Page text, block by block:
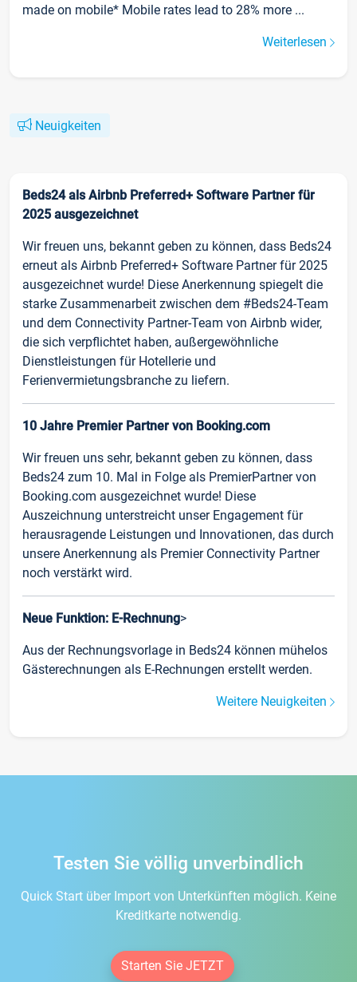
made on mobile* Mobile rates lead to 28% more ...
Weiterlesen
Neuigkeiten
Beds24 als Airbnb Preferred+ Software Partner für
2025 ausgezeichnet
Wir freuen uns, bekannt geben zu können, dass Beds24
erneut als Airbnb Preferred+ Software Partner für 2025
ausgezeichnet wurde! Diese Anerkennung spiegelt die
starke Zusammenarbeit zwischen dem #Beds24-Team
und dem Connectivity Partner-Team von Airbnb wider,
die sich verpflichtet haben, außergewöhnliche
Dienstleistungen für Hotellerie und
Ferienvermietungsbranche zu liefern.
10 Jahre Premier Partner von Booking.com
Wir freuen uns sehr, bekannt geben zu können, dass
Beds24 zum 10. Mal in Folge als PremierPartner von
Booking.com ausgezeichnet wurde! Diese
Auszeichnung unterstreicht unser Engagement für
herausragende Leistungen und Innovationen, das durch
unsere Anerkennung als Premier Connectivity Partner
noch verstärkt wird.
Neue Funktion: E-Rechnung>
Aus der Rechnungsvorlage in Beds24 können mühelos
Gästerechnungen als E-Rechnungen erstellt werden.
Weitere Neuigkeiten
Testen Sie völlig unverbindlich
Quick Start über Import von Unterkünften möglich. Keine
Kreditkarte notwendig.
Starten Sie JETZT